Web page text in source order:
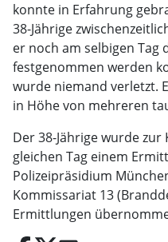
konnte in Erfahrung
38-Jährige
er noch am selbigen Tag
festgenommen werden
wurde niemand verletzt.
in Höhe von mehreren
Der 38-Jährige wurde
gleichen Tag einem
Polizeipräsidium
Kommissariat 13
Ermittlungen